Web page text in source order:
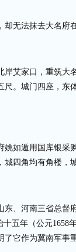
无法抹去大名府
艾家口，重筑大
。城门四座，东
姚如遁用国库银采
四角均有角楼，
、河南三省总督
十五年（公元1658
它作为冀南军事